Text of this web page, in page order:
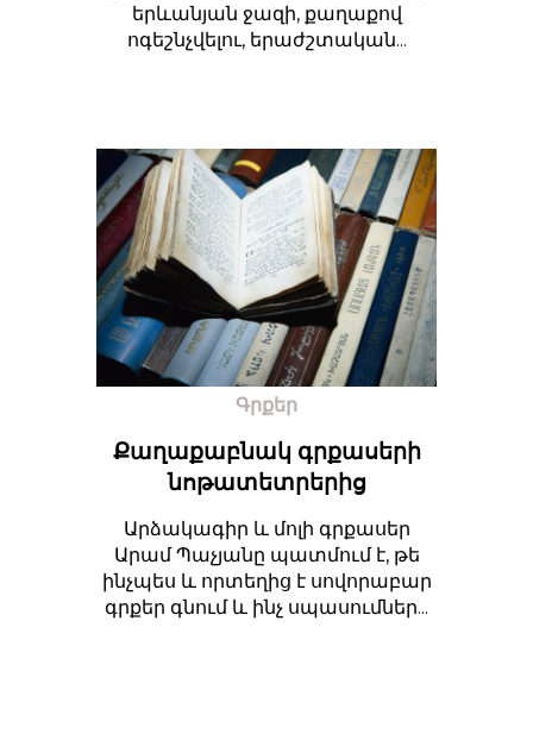
երևանյան ջազի, քաղաքով
ոգեշնչվելու, երաժշտական...
Գրքեր
Քաղաքաբնակ գրքասերի
նոթատետրերից
Արձակագիր և մոլի գրքասեր
Արամ Պաչյանը պատմում է, թե
ինչպես և որտեղից է սովորաբար
գրքեր գնում և ինչ սպասումներ...